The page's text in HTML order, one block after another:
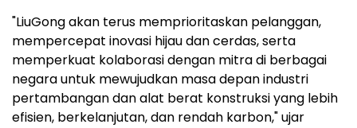
"LiuGong akan terus memprioritaskan pelanggan,
mempercepat inovasi hijau dan cerdas, serta
memperkuat kolaborasi dengan mitra di berbagai
negara untuk mewujudkan masa depan industri
pertambangan dan alat berat konstruksi yang lebih
efisien, berkelanjutan, dan rendah karbon," ujar